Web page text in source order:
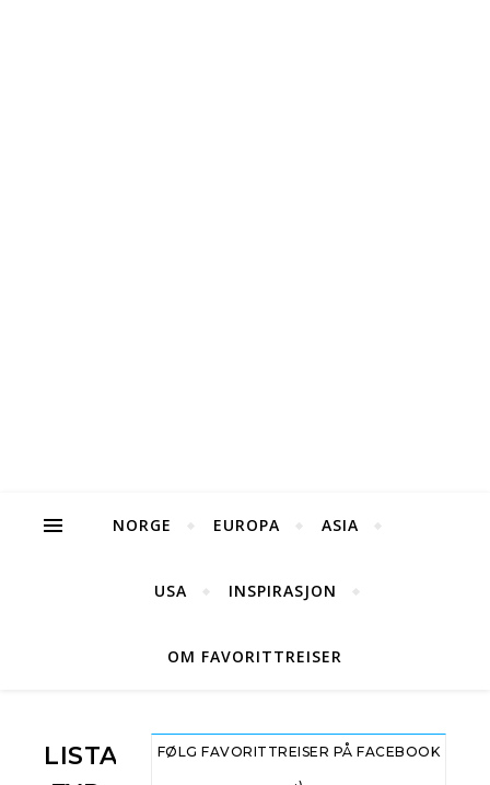
NORGE EUROPA ASIA
USA INSPIRASJON
OM FAVORITTREISER
LISTA-
FØLG FAVORITTREISER PÅ FACEBOOK